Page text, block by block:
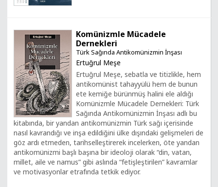
Komünizmle Mücadele
Dernekleri
Türk Sağında Antikomünizmin İnşası
Ertuğrul Meşe
Ertuğrul Meşe, sebatla ve titizlikle, hem
antikomünist tahayyülü hem de bunun
ete kemiğe bürünmüş halini ele aldığı
Komünizmle Mücadele Dernekleri: Türk
Sağında Antikomünizmin İnşası adlı bu
kitabında, bir yandan antikomünizmin Türk sağı içerisinde
nasıl kavrandığı ve inşa edildiğini ülke dışındaki gelişmeleri de
göz ardı etmeden, tarihselleştirerek incelerken, öte yandan
antikomünizmi başlı başına bir ideoloji olarak “din, vatan,
millet, aile ve namus” gibi aslında “fetişleştirilen” kavramlar
ve motivasyonlar etrafında tetkik ediyor.